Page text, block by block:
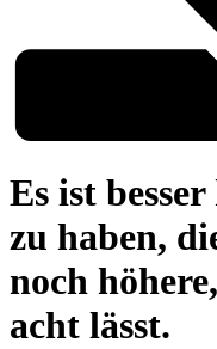
Es ist
zu haben,
noch
acht lässt.